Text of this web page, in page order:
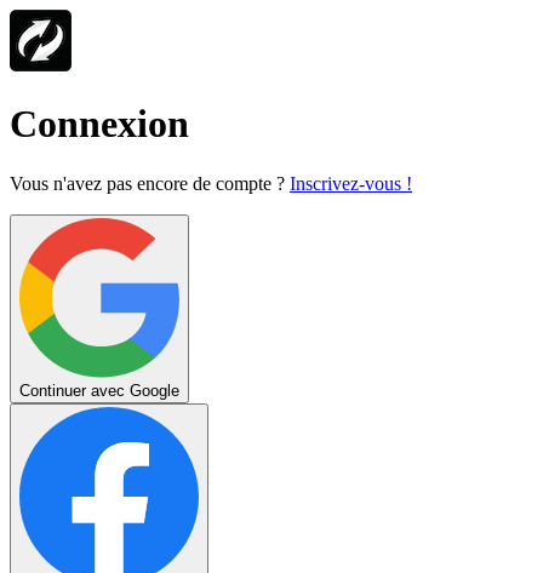
Connexion
Vous n'avez pas encore de compte ? Inscrivez-vous !
Continuer avec Google